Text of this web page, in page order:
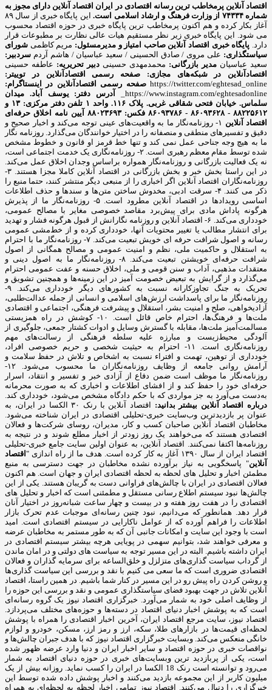
اقتصاد آنلاین پرمخاطب ترین رسانه اقتصادی در ایران اقتصاد آنلاین دارای مجوز به
شماره ۷۴۳۳۴ از وزارت فرهنگ و ارشاد اسلامی است.
این پایگاه خبری از سال ۸۹
آغاز بکار کرده و هم اکنون پرمخاطب ترین پایگاه خبری در حوزه اقتصاد محسوب
می شود. این پایگاه خبری زیر نظر مستقیم هیات عالی نظارت بر مطبوعات قرار
دارد. پایگاه خبری اقتصاد آنلاین صاحب امتیاز و مدیرمسئول: مریم کاظمی شورای
سیاستگذاری: علی مروی / صادق الحسینی / سعید عباسیان / هاشم آردم سردبیر:
سعید عباسیان مدیر بازرگانی: محمدمهدی حسینی دبیر تحریریه: عاطفه حسینی
اقتصادآنلاین در شبکه‌های مجازی:
صفحه رسمی اقتصادآنلاین در توییتر:
https://twitter.com/eghtesad_online صفحه رسمی اقتصادآنلاین در اینستاگرام:
https://www.instagram.com/eghtesadonline_
آدرس دفتر: یوسف آباد. میدان
سلماس. خیابان فتحی شقاقی غربی. پلاک ۱۱۶. واحد ۱
تلفن دفتر مرکزی: ۱۳ و
۸۸۲۲۵۶۱۲ - ۸۶۰۹۳۶۲۸ - ۸۶۰۹۳۷۸۶ فکس: ۸۸۰۲۳۶۹۳
آیین نامه اخلاق حرفه‌ای
اقتصاد آنلاین
۱- روزنامه‌نگار ما به واقعیت‌های عینی توجه می‌کند و اخبار صحیح و
دقیق و تفسیرهای منطقی و منصفانه را در اختیار خوانندگان می‌گذارد. روزنامه نگار
ما به هیچ وجه جناحی عمل نمی کند و تنها خط قرمز او قانون و خطوط مشخص
شده توسط مقام معظم رهبری است. ۲- روزنامه‌نگاری یک خدمت اجتماعی است،
نه یک فعالیت بازرگانی و روزنامه‌نگار همواره براساس وجدان اخلاق عمل می‌کند.
در این راستا بخش خبر و بخش بازرگانی در اقتصاد آنلاین کاملا مجزا هستند. ۳-
روزنامه‌نگاران اقتصاد آنلاین اگر اخباری را از منبعی دیگر منتشر کنند، حتما منبع را
ذکر می کنند. ۴- سرقت ادبی، مخدوش ساختن متن‌ها و سندها و حذف اطلاعات
اساسی رویدادها در اقتصاد آنلاین مطرود است. ۵- روزنامه‌نگار ما از پذیرش
هرگونه پاداش مادی برای پیش‌برد مقاصد خصوصی مغایر با مصالح عمومی،
خودداری می‌کند. ۶- اقتصاد آنلاین و روزنامه نگارانش از قبول هرگونه فشار و تهدید
برای انتشار مطالب یا تغییر محتویات آنها، خودداری کرده و از خط‌مشی عمومی
رسانه و اصول شرافت حرفه ای خویش تبعیت می‌کند. ۷- روزنامه‌نگار ما با احترام
به استقلال و حاکمیت ملی، نظم و امنیت عمومی و مصالح همگانی از اصول
شرافت حرفه‌ای خویشتن تبعیت می‌کند. ۸- روزنامه‌نگار ما به اصول دینی و
معتقدات مذهبی، آداب و سنن قومی و ملی، اخلاق حسنه و عفت عمومی احترام
می‌گذارد و از گرایش به تبعیض خصومت آمیز در این زمینه‌ها و همچنین تشویق و
تحریک به جنگ تجاوزکارانه نسبت به کشورهای دیگر خودداری می‌کند. ۹-
روزنامه‌نگار ما برای پاسداشت ارزش‌های اسلامی و انسانی از جمله عدالت‌طلبی،
آزادیخواهی، صلح و امنیت بشر، استقلال و پیشرفت فرهنگی، اجتماعی و اقتصادی
ملت‌ها و فرهنگ‌ها، احترام خاص قائل است. ۱۰- کوشش در راه همزیستی
مسالمت‌آمیز ملت‌ها، مقابله با گسترش وسایل و ادوات کشتار جمعی، جلوگیری از
آلودگی محیط‌زیست و مبارزه علیه سلطه فرهنگی از رسالت‌های مهم
روزنامه‌نگاری است. ۱۱- احترام به حیثیت شخصی و حریم خصوصی افراد،
خودداری از توهین، تهمت و افتراء نسبت به اشخاص و تلاش در حفظ سلامت و
آرامش روانی جامعه از وظایف روزنامه‌نگاران ما محسوب می‌شود. ۱۲-
روزنامه‌نگار ما موظف است ضمن دفاع از آزادی خبر و تفسیر و انتقاد، اسرار
حرفه‌ای خود را حفظ کند و از افشای اطلاعات و اخباری که به صورت محرمانه
به‌دست می‌آورد به جز مواردی که با حکم دادگاه مشخص می‌شود، خودداری کند.
درباره اقتصاد آنلاین بیشتر بدانید:
اقتصاد آنلاین با رنک ۳۰ الکسا در ایران، به
عنوان پر بازدیدترین وب‌سایت خبری-تحلیلی اقتصادی در ایران شناخته می‌شود.
مخاطبان اقتصاد آنلاین صاحبان کسب و کار، مدیران، روسای شرکت‌ها و فعالان
اقتصادی هستند که می‌خواهند یک روز زودتر از اخبار مطلع شوند و در نتیجه به
روزنامه‌ها اکتفا نمی‌کنند. اقتصاد آنلاین، به عنوان اولین سایت جامع خبری-تحلیلی
اقتصاد ایران از سال ۱۳۹۰ آغاز به کار کرده است. هدف ما از راه اندازی "
اقتصاد
آنلاین" پاسخگویی به نیاز برآورده نشده مخاطبان در جهت دسترسی به منبع
مطمئن اخبار و تحلیل های لحظه به لحظه اقتصادی ایران و جهان است. هم اکنون
فعالان اقتصادی در ایران با چالش‌های فراوانی دست به گریبان هستند. یکی از این
چالش‌ها نبود سیستم اطلاع رسانی مستقل و مطمئنی است که اخبار و تحلیل های
اقتصادی را در هفت روز هفته و در بیست و چهار ساعت شبانه‌روز در اختیار آنان
قرار دهد. همانطور که می‌دانیم، نبود چنین رسانه‌ای موجبات عدم تحرک بازار
اطلاعات را فراهم آورده که از عوامل ناکارایی در سیستم اقتصادی است. امید
است با وجود این سایت و امکانات جانبی آن که به طور مستمر به مخاطبان عرضه
و معرفی خواهند شد، بتوانیم سهمی در پویایی هرچه بیشتر سیستم اقتصادی در
ایران داشته باشیم. البته در این مسیر توجه به سیاست های دولتی و در امان ماندن
از گرداب سیاست گذاری‌های متزلزل و خلق‌الساعه برای سرمایه گذاران و فعالان
اقتصادی ضروری است که ما سعی می کنیم با نقد و بررسی این سیاست گذاری‌ها
و روشن کردن راه پیش رو در این مسیر در کنار شما باشیم. در همین راستا، اقتصاد
آنلاین تلاش در جهت بهبود فضای سیاستگذاری عمومی و نقد و بررسی این حوزه را
از وظایف اصلی خود به شمار می‌آورد. خبرگزاری اقتصاد نیوز یک گروه رسانه‌ای
است که به پوشش اخبار دنیای اقتصاد در دسته‌ها و حوزه‌های مختلف می‌پردازد.
اقتصاد نیوز، سایت مرجع اقتصاد ایران، آخرین اخبار اقتصادی را همراه با پوشش
لحظه‌ای قیمت‌ها در بازارهای طلا، سکه، ارز و رمز ارز، مسکن، خودرو و لوازم
خانگی منعکس می‌کند. وبسایت خبرگزاری اقتصاد نیوز که با هدف جبران چالش‌ها و
نواقصات خبری در حوزه اقتصاد و سایر اخبار ایران و دنیا وارد عرضه ظهور شده
است، یکی از پربازدید ترین وبسایت‌های خبری در حوزه دنیای اقتصاد به شمار
می‌رود و توانسته است رنک 18 الکسا در ایران را کسب نماید. روزانه بیش از یک
میلیون کاربر از این مجموعه بازدید می‌کنند و اخبار پوشش داده شده توسط این
خبرگزاری را دنبال می‌کنند. اقتصاد نیوز تمامی اخبار لحظه به لحظه‌ای به همراه